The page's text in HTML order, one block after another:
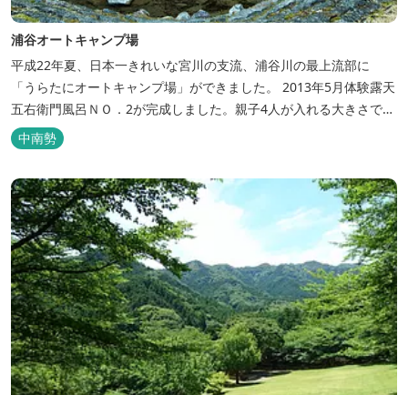
浦谷オートキャンプ場
平成22年夏、日本一きれいな宮川の支流、浦谷川の最上流部に
「うらたにオートキャンプ場」ができました。 2013年5月体験露天
五右衛門風呂ＮＯ．2が完成しました。親子4人が入れる大きさで
す。中には腰掛けもあり、ゆっくり、星やホタルを見る事ができま
す。ひのきの香り漂う特製五右衛門風呂を自分で沸かし、入浴しま
せんか？ 同時にデッキ付ひのき小屋も完成しました。是非ご利用く
ださい。
中南勢